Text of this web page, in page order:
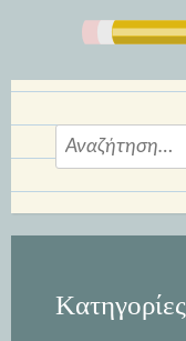
Αναζήτηση
για:
Kατηγορίες